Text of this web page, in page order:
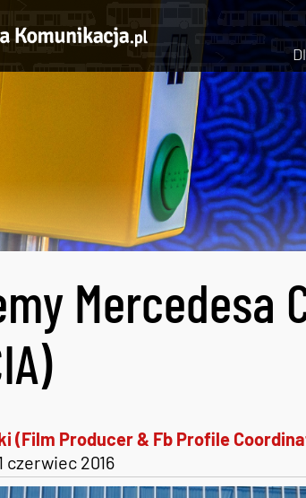
Mercedesa
(Film Producer & Fb Profile
czerwiec 2016